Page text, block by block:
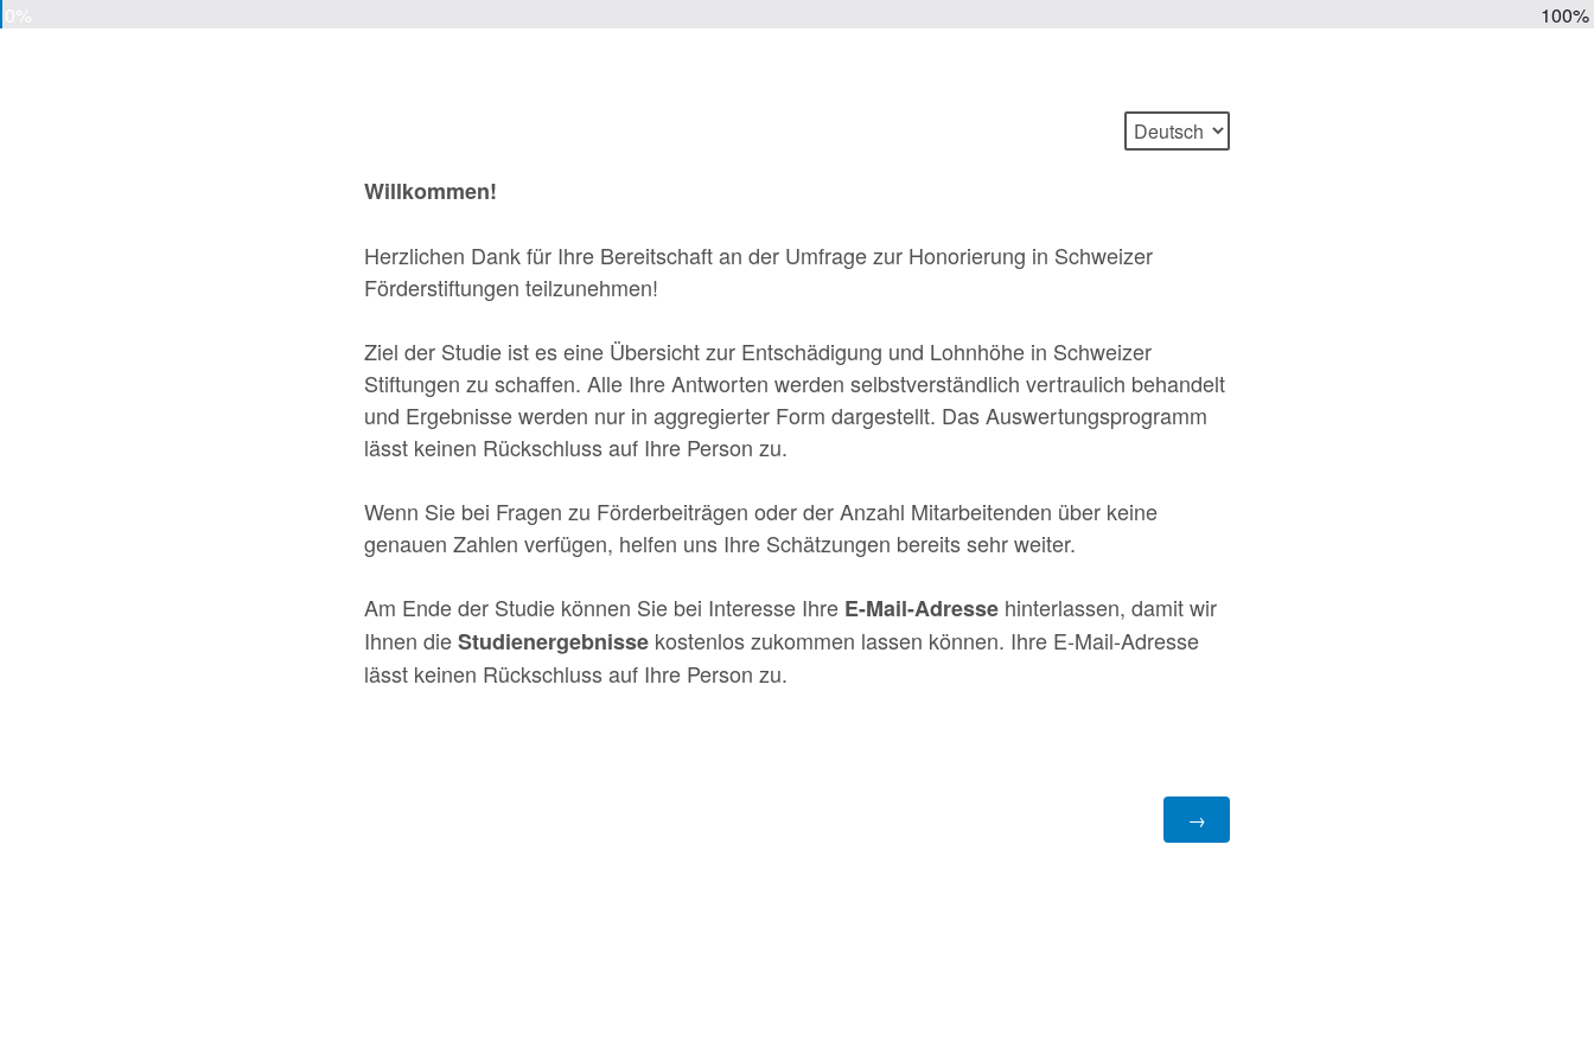
100%
Willkommen!
Herzlichen Dank für Ihre Bereitschaft an der Umfrage zur Honorierung in Schweizer
Förderstiftungen teilzunehmen!
Ziel der Studie ist es eine Übersicht zur Entschädigung und Lohnhöhe in Schweizer
Stiftungen zu schaffen. Alle Ihre Antworten werden selbstverständlich vertraulich behandelt
und Ergebnisse werden nur in aggregierter Form dargestellt. Das Auswertungsprogramm
lässt keinen Rückschluss auf Ihre Person zu.
Wenn Sie bei Fragen zu Förderbeiträgen oder der Anzahl Mitarbeitenden über keine
genauen Zahlen verfügen, helfen uns Ihre Schätzungen bereits sehr weiter.
Am Ende der Studie können Sie bei Interesse Ihre E-Mail-Adresse hinterlassen, damit wir
Ihnen dieStudienergebnisse kostenlos zukommen lassen können. Ihre E-Mail-Adresse
lässt keinen Rückschluss auf Ihre Person zu.